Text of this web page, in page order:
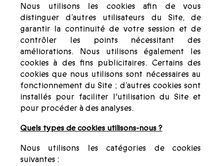
Nous utilisons les cookies afin de vous
distinguer d’autres utilisateurs du Site, de
garantir la continuité de votre session et de
contrôler les points nécessitant des
améliorations. Nous utilisons également les
cookies à des fins publicitaires. Certains des
cookies que nous utilisons sont nécessaires au
fonctionnement du Site ; d’autres cookies sont
installés pour faciliter l'utilisation du Site et
pour procéder à des analyses.
Quels types de cookies utilisons-nous ?
Nous utilisons les catégories de cookies
suivantes :